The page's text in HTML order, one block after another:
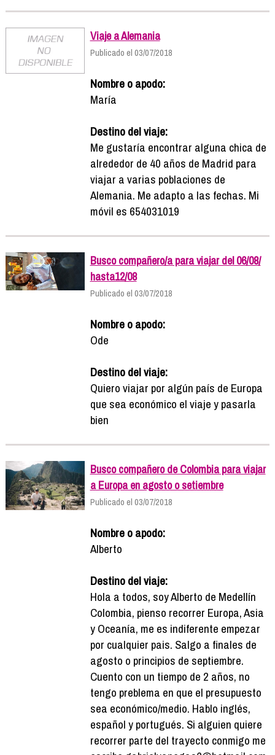
Viaje a Alemania
Publicado el 03/07/2018
Nombre o apodo:
María
Destino del viaje:
Me gustaría encontrar alguna chica de
alrededor de 40 años de Madrid para
viajar a varias poblaciones de
Alemania. Me adapto a las fechas. Mi
móvil es 654031019
Busco compañero/a para viajar del 06/08/
hasta12/08
Publicado el 03/07/2018
Nombre o apodo:
Ode
Destino del viaje:
Quiero viajar por algún país de Europa
que sea económico el viaje y pasarla
bien
Busco compañero de Colombia para viajar
a Europa en agosto o setiembre
Publicado el 03/07/2018
Nombre o apodo:
Alberto
Destino del viaje:
Hola a todos, soy Alberto de Medellín
Colombia, pienso recorrer Europa, Asia
y Oceanía, me es indiferente empezar
por cualquier pais. Salgo a finales de
agosto o principios de septiembre.
Cuento con un tiempo de 2 años, no
tengo preblema en que el presupuesto
sea económico/medio. Hablo inglés,
español y portugués. Si alguien quiere
recorrer parte del trayecto conmigo me